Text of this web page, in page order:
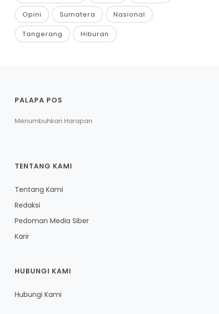
Opini Sumatera Nasional
Tangerang Hiburan
PALAPA POS
Menumbuhkan Harapan
TENTANG KAMI
Tentang Kami
Redaksi
Pedoman Media Siber
Karir
HUBUNGI KAMI
Hubungi Kami